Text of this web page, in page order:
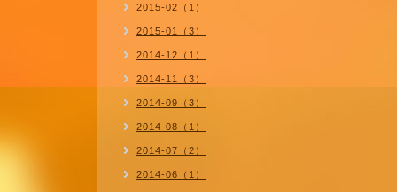
2015-02（1）
2015-01（3）
2014-12（1）
2014-11（3）
2014-09（3）
2014-08（1）
2014-07（2）
2014-06（1）